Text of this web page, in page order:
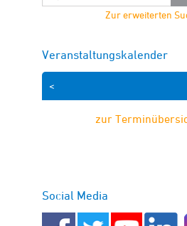
Zur erweiterten
Veranstaltungskalender
<
zur
Social Media